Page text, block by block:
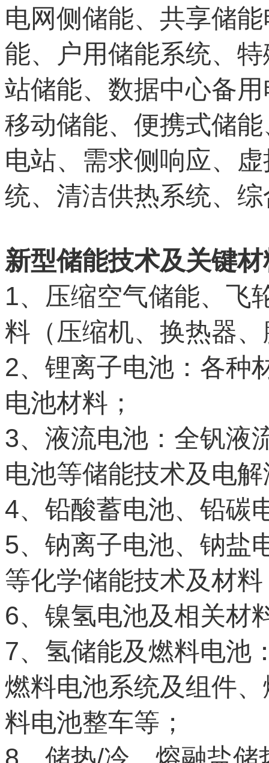
电网侧储能、共享储
能、户用储能系统、
站储能、数据中心备
移动储能、便携式储
电站、需求侧响应、
统、清洁供热系统、
新型储能技术及关键材
1、压缩空气储能、飞
料（压缩机、换热器
2、锂离子电池：各种
电池材料；
3、液流电池：全钒液
电池等储能技术及电
4、铅酸蓄电池、铅碳
5、钠离子电池、钠盐
等化学储能技术及材料
6、镍氢电池及相关材
7、氢储能及燃料电池
燃料电池系统及组件
料电池整车等；